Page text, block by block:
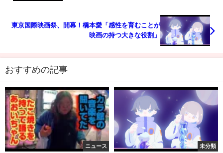
東京国際映画祭、開幕！橋本愛「感性を育むことが
映画の持つ大きな役割」
おすすめの記事
ニュース 未分類